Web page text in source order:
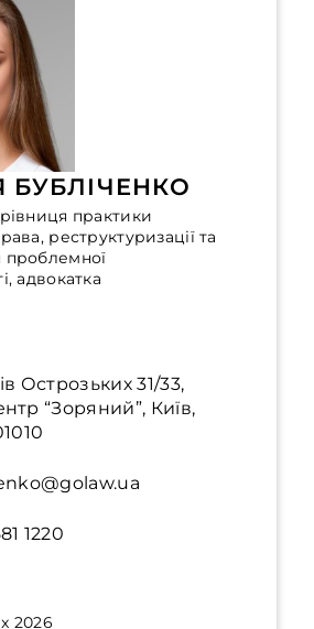
БУБЛІЧЕНКО
практики
реструктуризації та
проблемної
адвокатка
Острозьких 31/33,
“Зоряний”, Київ,
1220
2026